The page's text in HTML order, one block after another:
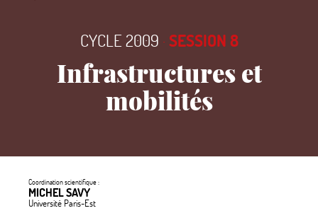
CYCLE 2009 · SESSION 8
Infrastructures et
mobilités
Coordination scientifique :
MICHEL SAVY
Université Paris-Est